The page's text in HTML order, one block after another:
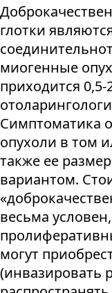
глотки
миогенные
приходится
Симптоматика
опухоли в том
также ее
вариантом.
весьма
могут
(инвазировать